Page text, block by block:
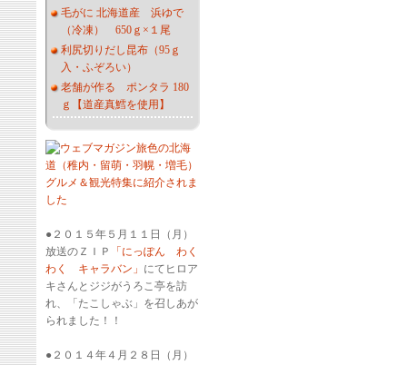
毛がに 北海道産 浜ゆで
（冷凍） 650ｇ×１尾
利尻切りだし昆布（95ｇ
入・ふぞろい）
老舗が作る ポンタラ 180
ｇ【道産真鱈を使用】
●２０１５年５月１１日（月）
放送のＺＩＰ
「にっぽん わく
わく キャラバン」 にてヒロア
キさんとジジがうろこ亭を訪
れ、「たこしゃぶ」を召しあが
られました！！
●２０１４年４月２８日（月）